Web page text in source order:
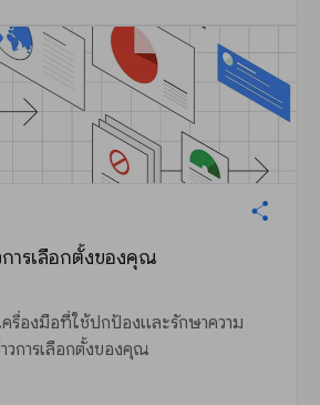
ารเลือกตั้งของคุณ
ครื่องมือที่ใช้ปกป้องและรักษาความ
การเลือกตั้งของคุณ